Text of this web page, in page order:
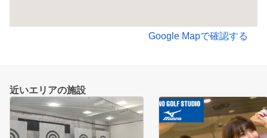
Google Mapで確認する
近いエリアの施設